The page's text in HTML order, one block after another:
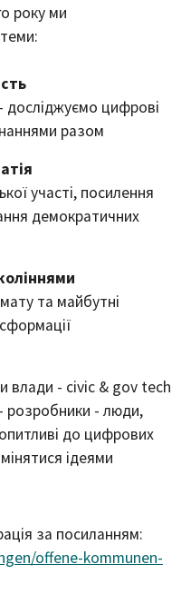
року ми
цифрові
разом
участі, посилення
демократичних
та майбутні
влади - civic & gov tech
розробники - люди,
до цифрових
ідеями
за посиланням:
offene-kommunen-